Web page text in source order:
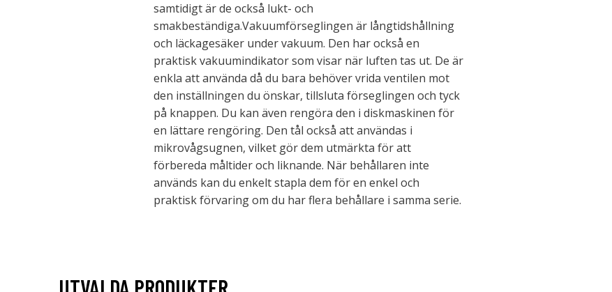
samtidigt är de också lukt- och
smakbeständiga.Vakuumförseglingen är långtidshållning
och läckagesäker under vakuum. Den har också en
praktisk vakuumindikator som visar när luften tas ut. De är
enkla att använda då du bara behöver vrida ventilen mot
den inställningen du önskar, tillsluta förseglingen och tyck
på knappen. Du kan även rengöra den i diskmaskinen för
en lättare rengöring. Den tål också att användas i
mikrovågsugnen, vilket gör dem utmärkta för att
förbereda måltider och liknande. När behållaren inte
används kan du enkelt stapla dem för en enkel och
praktisk förvaring om du har flera behållare i samma serie.